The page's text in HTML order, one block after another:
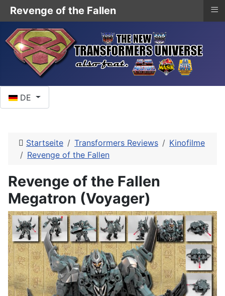
DE
Startseite Transformers Reviews
Kinofilme
Revenge of the Fallen
Revenge of the Fallen
Megatron (Voyager)
Revenge of the Fallen ≡